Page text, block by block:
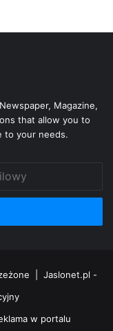
Magazine,
that allow you to
to your needs.
| Jaslonet.pl -
w portalu